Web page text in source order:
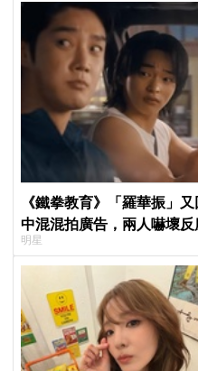
《鐵拳教育》「羅華振」
中混混拍廣告，兩人嚇壞
明星